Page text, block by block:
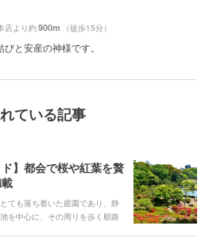
店より約900m （徒歩15分）
と安産の神様です。
ている記事
】都会で桜や紅葉を贅
ても落ち着いた庭園であり、静
を中心に、その周りを歩く順路